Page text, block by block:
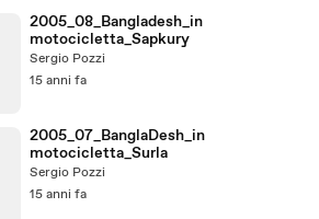
2005_08_Bangladesh_in
motocicletta_Sapkury
Sergio Pozzi
15 anni fa
2005_07_BanglaDesh_in
motocicletta_Surla
Sergio Pozzi
15 anni fa